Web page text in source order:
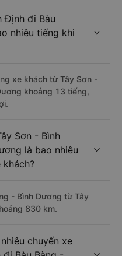
Định đi Bàu
nhiêu tiếng khi
xe khách từ Tây Sơn -
khoảng 13 tiếng,
Sơn - Bình
là bao nhiêu
khách?
- Bình Dương từ Tây
830 km.
chuyến xe